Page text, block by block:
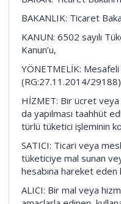
BAKANLIK: Ticaret
KANUN: 6502 sayılı
Kanun’u,
YÖNETMELİK:
(RG:27.11.2014/29188)
HİZMET: Bir ücret veya
da yapılması taahhüt
türlü tüketici işleminin
SATICI: Ticari veya
tüketiciye mal sunan
hesabına hareket eden
ALICI: Bir mal veya